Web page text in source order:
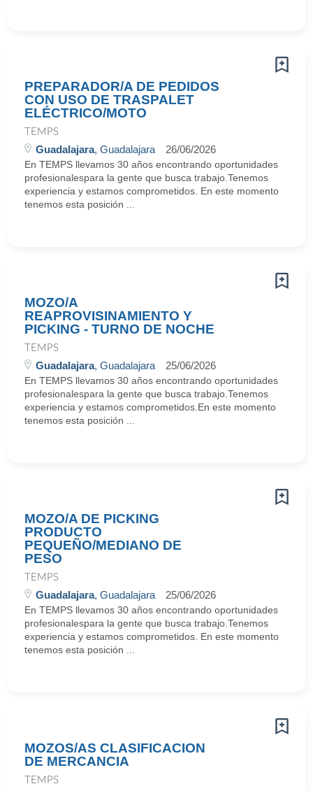
PREPARADOR/A DE PEDIDOS
CON USO DE TRASPALET
ELÉCTRICO/MOTO
TEMPS
Guadalajara, Guadalajara 26/06/2026
En TEMPS llevamos 30 años encontrando oportunidades
profesionalespara la gente que busca trabajo.Tenemos
experiencia y estamos comprometidos. En este momento
tenemos esta posición ...
MOZO/A
REAPROVISINAMIENTO Y
PICKING - TURNO DE NOCHE
TEMPS
Guadalajara, Guadalajara 25/06/2026
En TEMPS llevamos 30 años encontrando oportunidades
profesionalespara la gente que busca trabajo.Tenemos
experiencia y estamos comprometidos.En este momento
tenemos esta posición ...
MOZO/A DE PICKING
PRODUCTO
PEQUEÑO/MEDIANO DE
PESO
TEMPS
Guadalajara, Guadalajara 25/06/2026
En TEMPS llevamos 30 años encontrando oportunidades
profesionalespara la gente que busca trabajo.Tenemos
experiencia y estamos comprometidos. En este momento
tenemos esta posición ...
MOZOS/AS CLASIFICACION
DE MERCANCIA
TEMPS